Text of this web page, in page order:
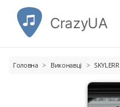
CrazyUA
Головна Виконавці SKYLERR